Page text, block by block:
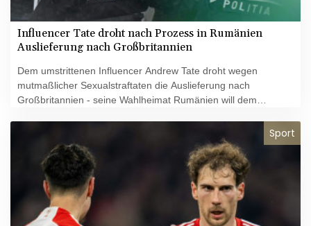
Influencer Tate droht nach Prozess in Rumänien
Auslieferung nach Großbritannien
Dem umstrittenen Influencer Andrew Tate droht wegen
mutmaßlicher Sexualstraftaten die Auslieferung nach
Großbritannien - seine Wahlheimat Rumänien will dem
Ein Gericht in Bukarest ordnete am Dienstag an, einen von
einem Londoner Gericht erlassenen Haftbefehl gegen Tate
erst zu vollstrecken, wenn sein Strafverfahren in Rumänien
wegen Menschenhandels und anderer Vorwürfe "endgültig"
abgeschlossen ist. Das könnte Jahre dauern.
Sport